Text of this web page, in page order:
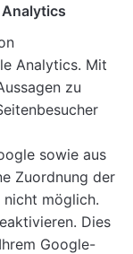
Analytics. Mit
zu
sowie aus
Zuordnung der
nicht möglich.
Dies
Google-